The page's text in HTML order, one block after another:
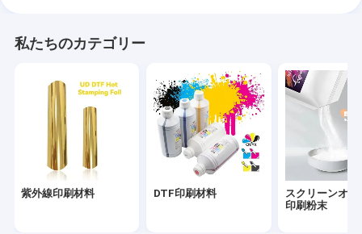
私たちのカテゴリー
紫外線印刷材料 DTF印刷材料
スクリーンオフ
印刷粉末